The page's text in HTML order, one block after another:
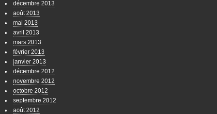
décembre 2013
août 2013
mai 2013
avril 2013
mars 2013
février 2013
janvier 2013
décembre 2012
novembre 2012
octobre 2012
septembre 2012
août 2012